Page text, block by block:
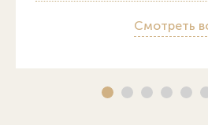
Смотреть